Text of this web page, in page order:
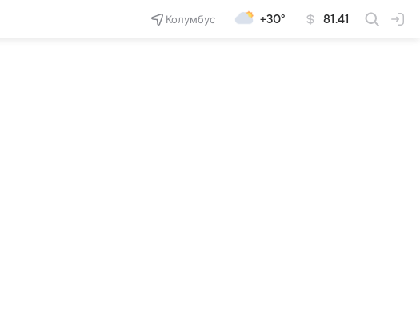
Колумбус +30° 81.41